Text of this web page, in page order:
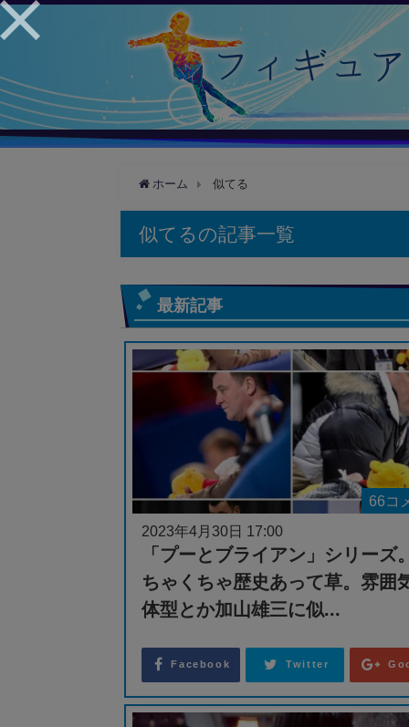
ホーム 似てる
似てるの記事一覧
最新記事
Facebook Twitter
66コ
「プーとブライアン」シリーズ
ちゃくちゃ歴史あって草。雰囲
体型とか加山雄三に似...
2023年4月30日 17:00